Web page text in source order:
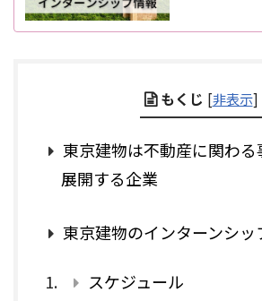
もくじ [非表示]
東京建物は不動産に関わる
展開する企業
東京建物のインターンシッ
スケジュール